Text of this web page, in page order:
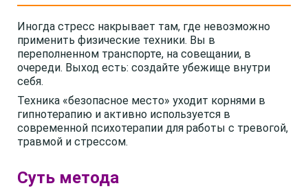
Иногда стресс накрывает там, где невозможно
применить физические техники. Вы в
переполненном транспорте, на совещании, в
очереди. Выход есть: создайте убежище внутри
себя.
Техника «безопасное место» уходит корнями в
гипнотерапию и активно используется в
современной психотерапии для работы с тревогой,
травмой и стрессом.
Суть метода